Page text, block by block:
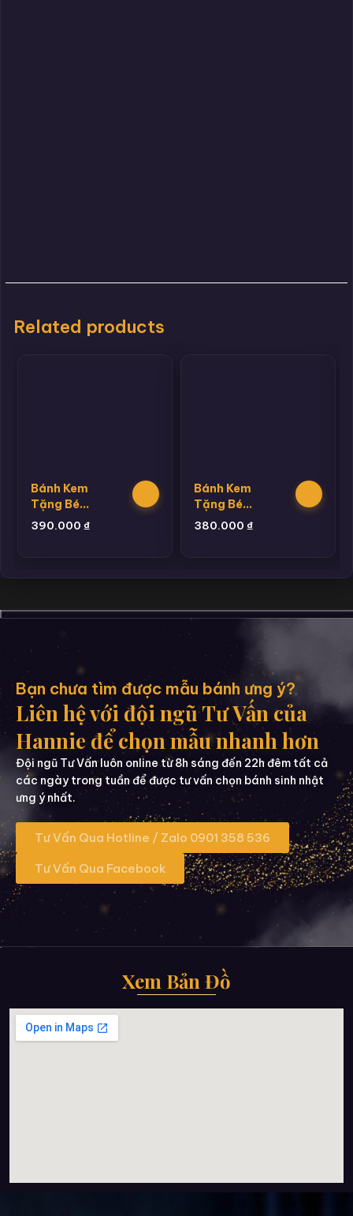
Related products
Bánh Kem
Tặng Bé
Trai
390.000 ₫
Bánh Kem
Tặng Bé
Trai
380.000 ₫
Bạn chưa tìm được mẫu bánh ưng ý?
Liên hệ với đội ngũ Tư Vấn của
Hannie để chọn mẫu nhanh hơn
Đội ngũ Tư Vấn luôn online từ 8h sáng đến 22h đêm tất cả
các ngày trong tuần để được tư vấn chọn bánh sinh nhật
ưng ý nhất.
Tư Vấn Qua Hotline / Zalo 0901 358 536
Tư Vấn Qua Facebook
Xem Bản Đồ